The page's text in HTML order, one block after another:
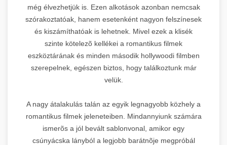
még élvezhetjük is. Ezen alkotások azonban nemcsak
szórakoztatóak, hanem esetenként nagyon felszínesek
és kiszámíthatóak is lehetnek. Mivel ezek a klisék
szinte kötelezõ kellékei a romantikus filmek
eszköztárának és minden második hollywoodi filmben
szerepelnek, egészen biztos, hogy találkoztunk már
velük.
A nagy átalakulás talán az egyik legnagyobb közhely a
romantikus filmek jeleneteiben. Mindannyiunk számára
ismerõs a jól bevált sablonvonal, amikor egy
csúnyácska lányból a legjobb barátnõje megpróbál